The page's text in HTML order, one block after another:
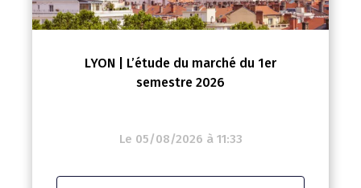
LYON | L’étude du marché du 1er
semestre 2026
Le 05/08/2026 à 11:33